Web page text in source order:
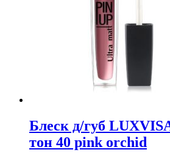
Блеск д/губ
тон 40 pink orchid